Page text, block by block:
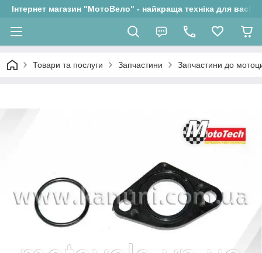
Інтернет магазин "МотоВело" - найкраща техніка для вас!
Товари та послуги Запчастини Запчастини до